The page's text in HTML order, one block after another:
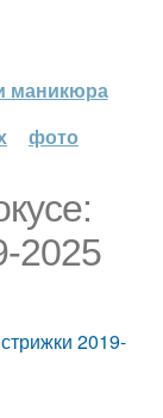
маникюра
фото
2025
2019-